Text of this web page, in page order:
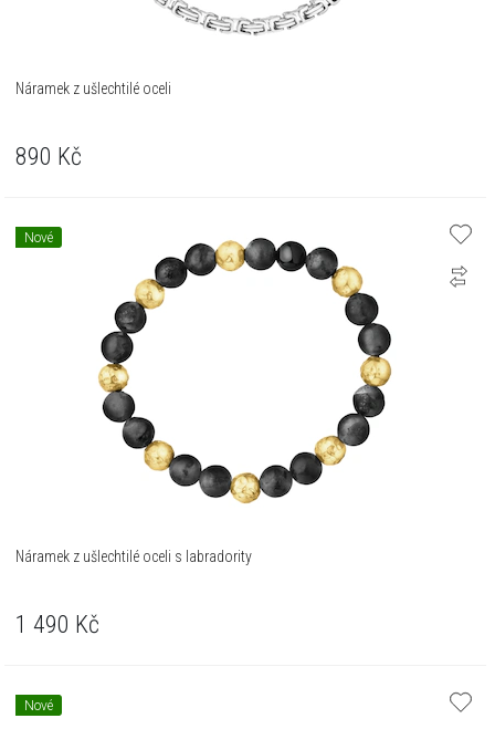
Náramek z ušlechtilé oceli
890 Kč
Nové
Náramek z ušlechtilé oceli s labradority
1 490 Kč
Nové